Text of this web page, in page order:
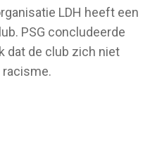
LDH heeft een
PSG concludeerde
dat de club zich niet